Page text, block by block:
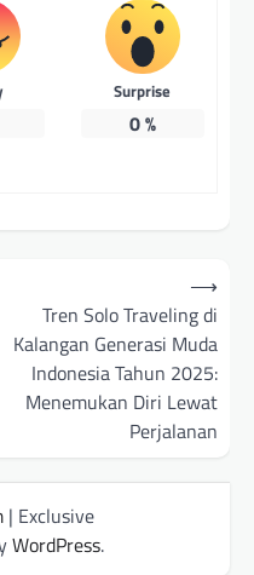
Surprise
0%
Tren Solo Traveling di
Kalangan Generasi Muda
Indonesia Tahun 2025:
Menemukan Diri Lewat
Perjalanan
⟶
| Exclusive
WordPress.